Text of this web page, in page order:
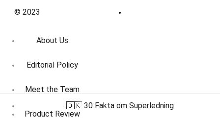
© 2023
About Us
Editorial Policy
Meet the Team
Product Review
🇩🇰 30 Fakta om Superledning